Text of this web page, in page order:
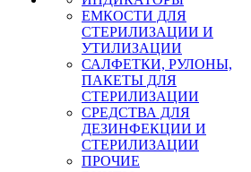
ЕМКОСТИ ДЛЯ
СТЕРИЛИЗАЦИИ И
УТИЛИЗАЦИИ
САЛФЕТКИ, РУЛОНЫ,
ПАКЕТЫ ДЛЯ
СТЕРИЛИЗАЦИИ
СРЕДСТВА ДЛЯ
ДЕЗИНФЕКЦИИ И
СТЕРИЛИЗАЦИИ
ПРОЧИЕ